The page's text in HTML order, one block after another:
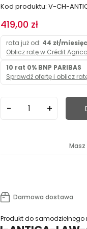
Kod produktu: V-CH-
419,00 zł
rata już od: 44 zł/
Oblicz ratę w Crédit
10 rat 0% BNP PARIBAS
Sprawdź ofertę i oblicz
Darmowa dostawa
Produkt do samodzielnego